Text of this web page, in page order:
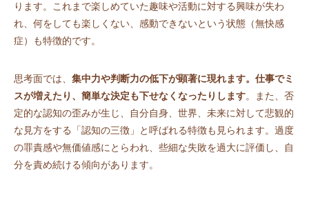
ります。これまで楽しめていた趣味や活動に対する興味が失わ
れ、何をしても楽しくない、感動できないという状態（無快感
症）も特徴的です。
思考面では、 集中力や判断力の低下が顕著に現れます。仕事でミ
スが増えたり、簡単な決定も下せなくなったりします。また、否
定的な認知の歪みが生じ、自分自身、世界、未来に対して悲観的
な見方をする「認知の三徴」と呼ばれる特徴も見られます。過度
の罪責感や無価値感にとらわれ、些細な失敗を過大に評価し、自
分を責め続ける傾向があります。